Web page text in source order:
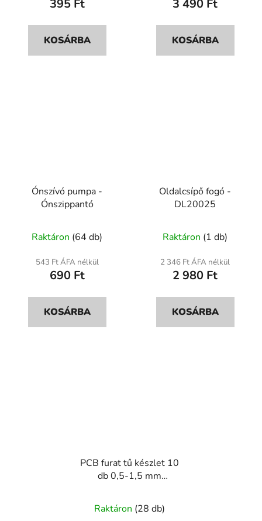
értékelése
ből
395 Ft
KOSÁRBA
3 490 Ft
KOSÁRBA
Ónszívó pumpa -
Ónszippantó
termék
átlagos
értékelése
ből
Raktáron (64 db)
543 Ft ÁFA nélkül
690 Ft
KOSÁRBA
Oldalcsípő fogó -
DL20025
Raktáron (1 db)
2 346 Ft ÁFA nélkül
2 980 Ft
KOSÁRBA
PCB furat tű készlet 10
db 0,5-1,5 mm
Raktáron (28 db)